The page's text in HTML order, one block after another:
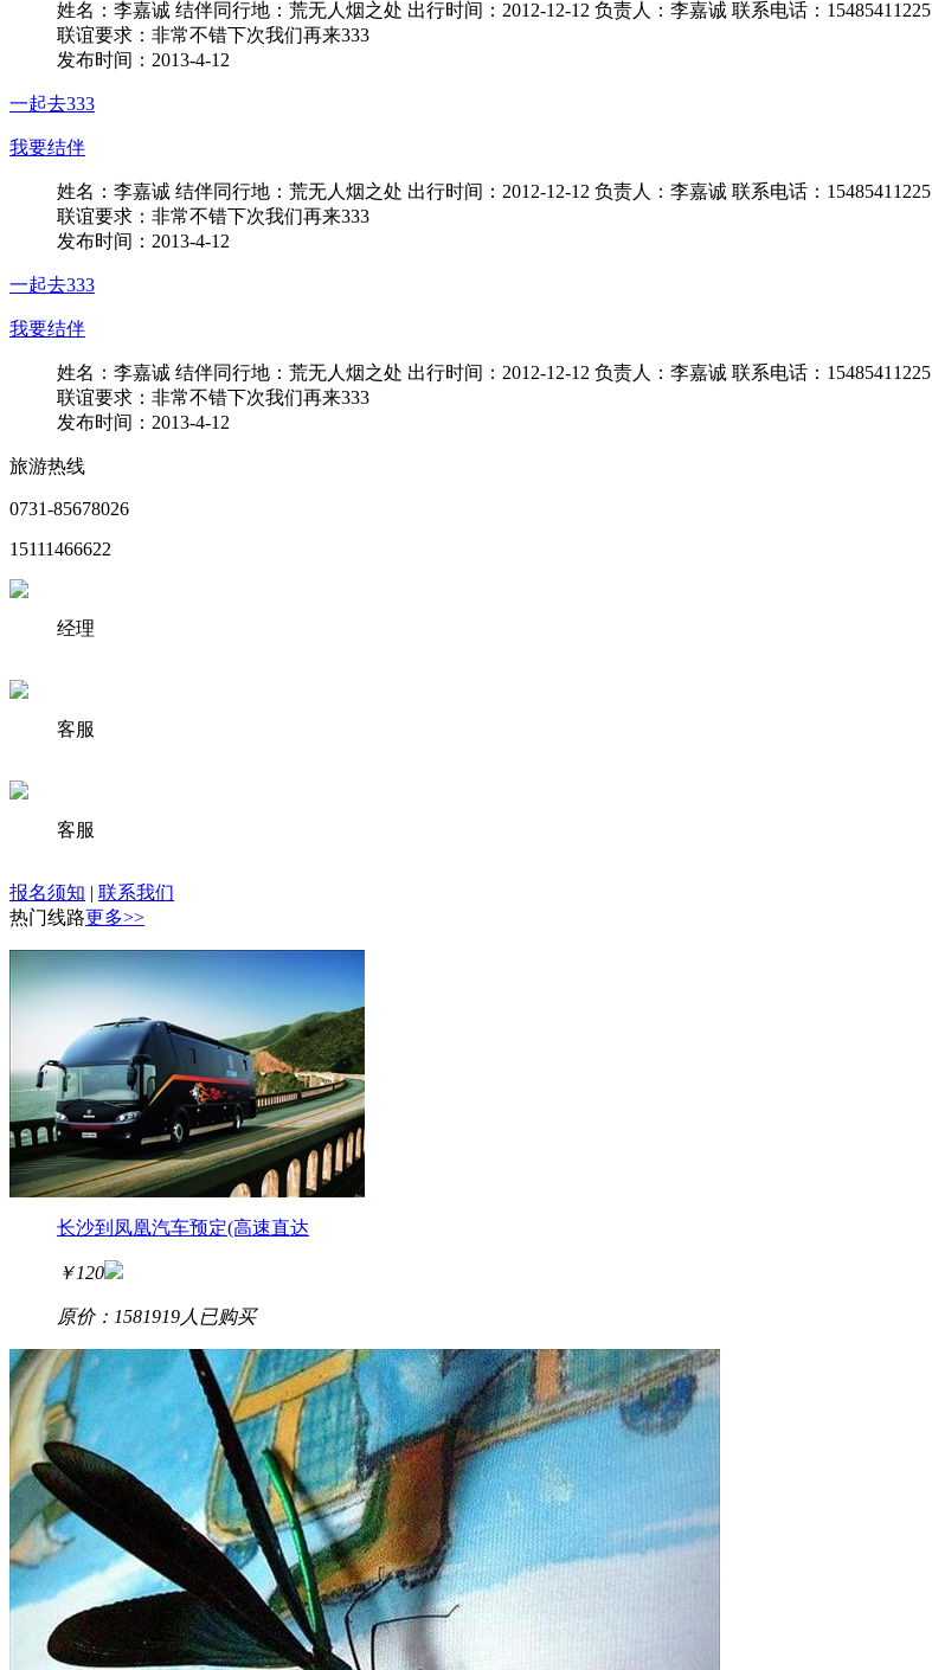
姓名：李嘉诚 结伴同行地：荒无人烟之处 出行时间：2012-12-12 负责人：李嘉诚 联系电话：15485411225
联谊要求：非常不错下次我们再来333
发布时间：2013-4-12
一起去333
我要结伴
姓名：李嘉诚 结伴同行地：荒无人烟之处 出行时间：2012-12-12 负责人：李嘉诚 联系电话：15485411225
联谊要求：非常不错下次我们再来333
发布时间：2013-4-12
一起去333
我要结伴
姓名：李嘉诚 结伴同行地：荒无人烟之处 出行时间：2012-12-12 负责人：李嘉诚 联系电话：15485411225
联谊要求：非常不错下次我们再来333
发布时间：2013-4-12
旅游热线
0731-85678026
15111466622
经理
客服
客服
报名须知 | 联系我们
热门线路更多>>
长沙到凤凰汽车预定(高速直达
￥120
原价：1581919 人已购买